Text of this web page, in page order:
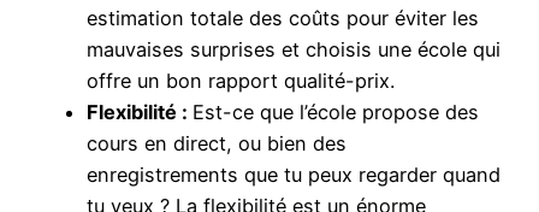
estimation totale des coûts pour éviter les
mauvaises surprises et choisis une école qui
offre un bon rapport qualité-prix.
Flexibilité : Est-ce que l’école propose des
cours en direct, ou bien des
enregistrements que tu peux regarder quand
tu veux ? La flexibilité est un énorme